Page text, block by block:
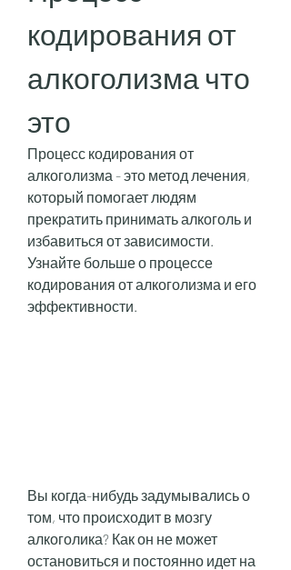
кодирования от
алкоголизма что
это
Процесс кодирования от
алкоголизма - это метод лечения,
который помогает людям
прекратить принимать алкоголь и
избавиться от зависимости.
Узнайте больше о процессе
кодирования от алкоголизма и его
эффективности.
Вы когда-нибудь задумывались о
том, что происходит в мозгу
алкоголика? Как он не может
остановиться и постоянно идет на